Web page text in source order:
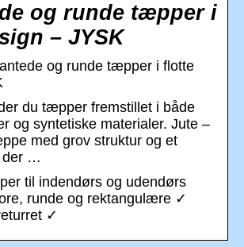
og runde tæpper i
– JYSK
og runde tæpper i flotte
du tæpper fremstillet i både
og syntetiske materialer. Jute –
med grov struktur og et
der …
til indendørs og udendørs
runde og rektangulære ✓
✓